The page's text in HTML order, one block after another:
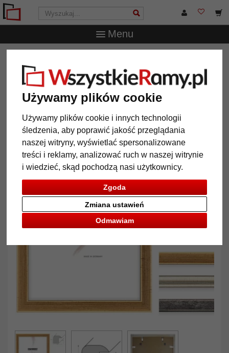
Używamy plików cookie
Używamy plików cookie i innych technologii
śledzenia, aby poprawić jakość przeglądania
naszej witryny, wyświetlać spersonalizowane
treści i reklamy, analizować ruch w naszej witrynie
i wiedzieć, skąd pochodzą nasi użytkownicy.
Zgoda
Odmawiam
Zmiana ustawień
Menu
drewniane
Rama drewniana na wymiar Manor
Rama drewniana na wymiar
Manor
Powrót